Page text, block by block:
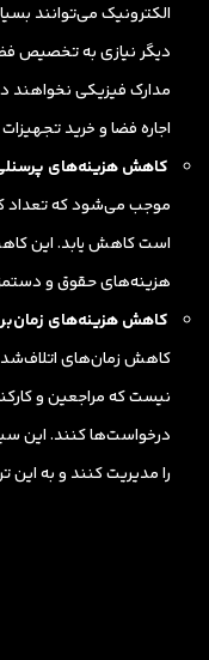
الکترونیک می‌توانند
دیگر نیازی به تخصیص
مدارک فیزیکی نخواهند
اجاره فضا و خرید
کاهش هزینه‌های
موجب می‌شود که تعداد
است کاهش یابد. این
هزینه‌های حقوق و
کاهش هزینه‌های
کاهش زمان‌های
نیست که مراجعین و
درخواست‌ها کنند. این
را مدیریت کنند و به